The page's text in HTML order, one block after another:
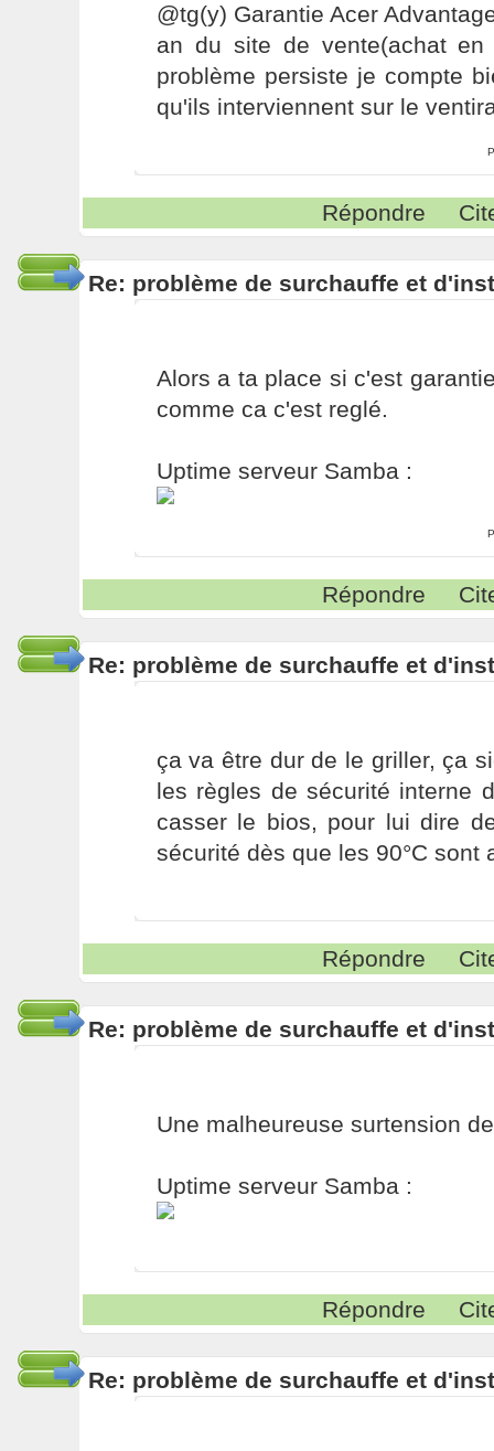
@tg(y) Garantie Acer
an du site de vente(achat
problème persiste je compte
qu'ils interviennent sur le
Répondre
Re: problème de surchauffe et
Alors a ta place si c'est
comme ca c'est reglé.
Uptime serveur Samba :
Répondre
Re: problème de surchauffe et
ça va être dur de le griller, ça
les règles de sécurité interne
casser le bios, pour lui dire
sécurité dès que les 90°C sont
Répondre
Re: problème de surchauffe et
Une malheureuse surtension
Uptime serveur Samba :
Répondre
Re: problème de surchauffe et